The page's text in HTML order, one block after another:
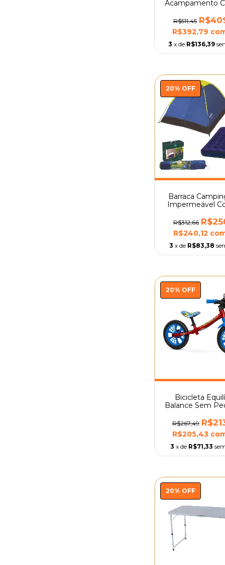
Acampamento
R$511,45
R$392,79
3 x de R$136,39
20% OFF
Barraca
Impermeável
R$312,66
R$240,12
3 x de R$83,38
20% OFF
Bicicleta
Balance Sem
R$267,49
R$205,43
3 x de R$71,33
20% OFF